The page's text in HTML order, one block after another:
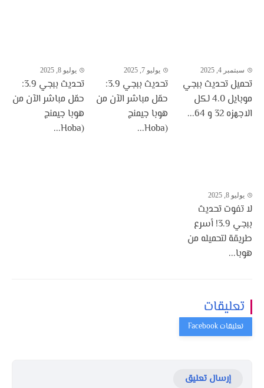
سبتمبر 4, 2025
تحميل تحديث ببجي
موبايل 4.0 لكل
الاجهزه 32 و 64...
يوليو 7, 2025
تحديث ببجي 3.9:
حمّل مباشر الآن من
هوبا جيمنج
(Hoba...
يوليو 8, 2025
تحديث ببجي 3.9:
حمّل مباشر الآن من
هوبا جيمنج
(Hoba...
يوليو 8, 2025
لا تفوت تحديث
ببجي 3.9! أسرع
طريقة لتحميله من
هوبا...
تعليقات
إرسال تعليق